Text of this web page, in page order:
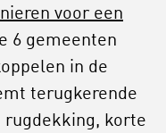
voor een
6 gemeenten
in de
terugkerende
korte